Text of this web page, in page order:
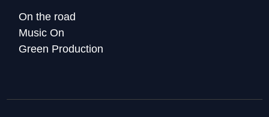
On the road
Music On
Green Production